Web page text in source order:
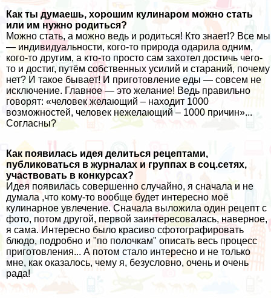
Как ты думаешь, хорошим кулинаром можно стать
или им нужно родиться?
Можно стать, а можно ведь и родиться! Кто знает!? Все мы
— индивидуальности, кого-то природа одарила одним,
кого-то другим, а кто-то просто сам захотел достичь чего-
то и достиг, путём собственных усилий и стараний, почему
нет? И такое бывает! И приготовление еды — совсем не
исключение. Главное — это желание! Ведь правильно
говорят: «человек желающий – находит 1000
возможностей, человек нежелающий – 1000 причин»...
Согласны?
Как появилась идея делиться рецептами,
публиковаться в журналах и группах в соц.сетях,
участвовать в конкурсах?
Идея появилась совершенно случайно, я сначала и не
думала ,что кому-то вообще будет интересно моё
кулинарное увлечение. Сначала выложила один рецепт с
фото, потом другой, первой заинтересовалась, наверное,
я сама. Интересно было красиво сфотографировать
блюдо, подробно и "по полочкам" описать весь процесс
приготовления... А потом стало интересно и не только
мне, как оказалось, чему я, безусловно, очень и очень
рада!